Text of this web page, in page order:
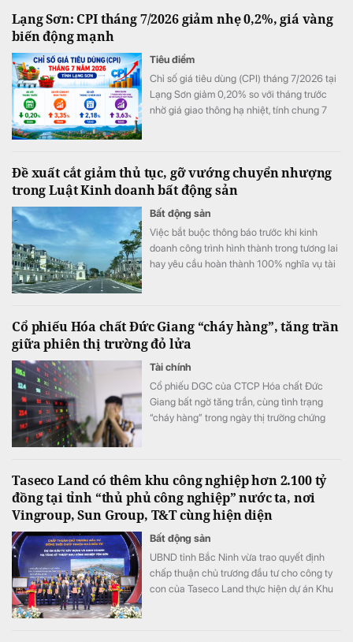
Lạng Sơn: CPI tháng 7/2026 giảm nhẹ 0,2%, giá vàng
biến động mạnh
Tiêu điểm
Chỉ số giá tiêu dùng (CPI) tháng 7/2026 tại
Lạng Sơn giảm 0,20% so với tháng trước
nhờ giá giao thông hạ nhiệt, tính chung 7
Đề xuất cắt giảm thủ tục, gỡ vướng chuyển nhượng
trong Luật Kinh doanh bất động sản
Bất động sản
Việc bắt buộc thông báo trước khi kinh
doanh công trình hình thành trong tương lai
hay yêu cầu hoàn thành 100% nghĩa vụ tài
trường đầu tư thông thoáng hơn.
Cổ phiếu Hóa chất Đức Giang “cháy hàng”, tăng trần
giữa phiên thị trường đỏ lửa
Tài chính
Cổ phiếu DGC của CTCP Hóa chất Đức
Giang bất ngờ tăng trần, cùng tình trạng
“cháy hàng” trong ngày thị trường chứng
Taseco Land có thêm khu công nghiệp hơn 2.100 tỷ
đồng tại tỉnh “thủ phủ công nghiệp” nước ta, nơi
Vingroup, Sun Group, T&T cùng hiện diện
Bất động sản
UBND tỉnh Bắc Ninh vừa trao quyết định
chấp thuận chủ trương đầu tư cho công ty
con của Taseco Land thực hiện dự án Khu